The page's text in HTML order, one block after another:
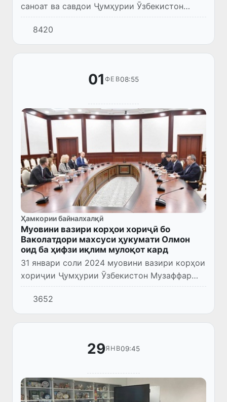
саноат ва савдои Ҷумҳурии Ӯзбекистон
Лазиз Қудратов Сафири Фавқулода ва
Мухтори Ҷумҳурии Федеративии Олмон дар
Ӯзбекистон Тило Клиннерро қабу...
8420
01 ФЕВ08:55
Ҳамкории байналхалқӣ
Муовини вазири корҳои хориҷӣ бо
Ваколатдори махсуси ҳукумати Олмон
оид ба ҳифзи иқлим мулоқот кард
31 январи соли 2024 муовини вазири корҳои
хориҷии Ҷумҳурии Ӯзбекистон Музаффар
Мадрахимов бо Ваколатдори махсуси
ҳукумати Олмон оид ба ҳифзи иқлим, котиби
давлатии Вазорати корҳои...
3652
29ЯНВ09:45